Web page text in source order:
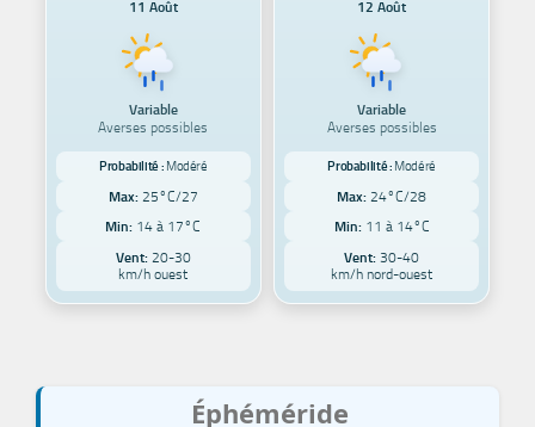
11 Août
Variable
Averses possibles
Probabilité : Modéré
Max: 25°C/27
Min: 14 à 17°C
Vent:20-30
km/h ouest
12 Août
Variable
Averses possibles
Probabilité : Modéré
Max: 24°C/28
Min: 11 à 14°C
Vent: 30-40
km/h nord-ouest
Éphéméride